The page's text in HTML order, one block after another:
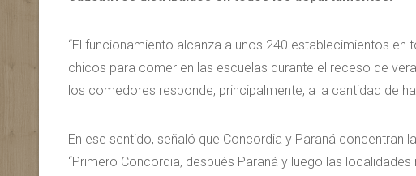
“El funcionamiento alcanza a unos 240 establecimientos
chicos para comer en las escuelas durante el receso de
los comedores responde, principalmente, a la cantidad de
En ese sentido, señaló que Concordia y Paraná concentran
“Primero Concordia, después Paraná y luego las